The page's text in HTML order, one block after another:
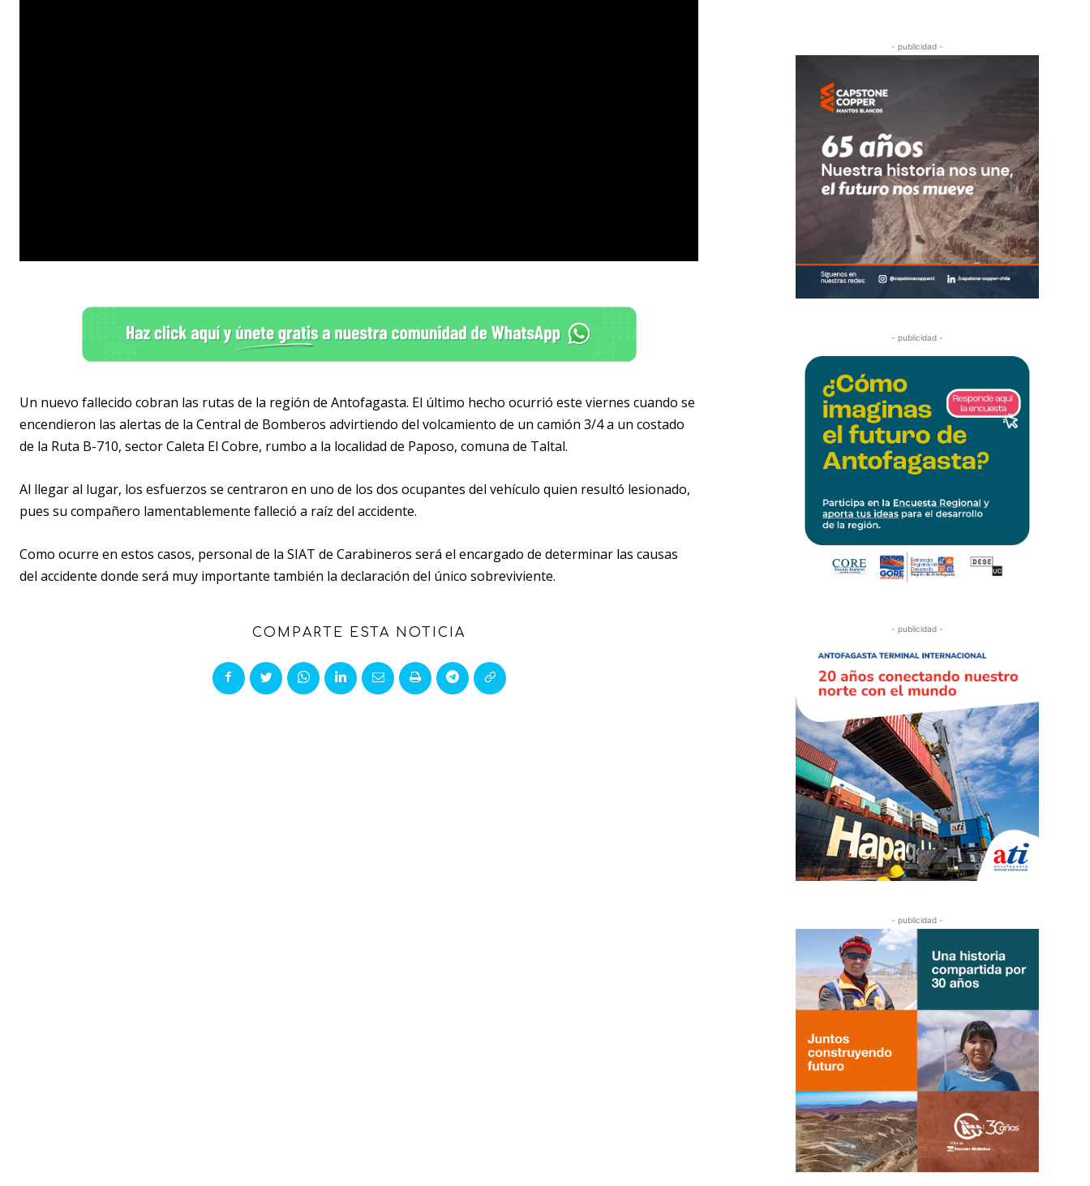
Un nuevo fallecido cobran las rutas de la región de Antofagasta. El último hecho ocurrió este viernes cuando se
encendieron las alertas de la Central de Bomberos advirtiendo del volcamiento de un camión 3/4 a un costado
de la Ruta B-710, sector Caleta El Cobre, rumbo a la localidad de Paposo, comuna de Taltal.
Al llegar al lugar, los esfuerzos se centraron en uno de los dos ocupantes del vehículo quien resultó lesionado,
pues su compañero lamentablemente falleció a raíz del accidente.
Como ocurre en estos casos, personal de la SIAT de Carabineros será el encargado de determinar las causas
del accidente donde será muy importante también la declaración del único sobreviviente.
COMPARTE ESTA NOTICIA
- publicidad -
- publicidad -
- publicidad -
- publicidad -